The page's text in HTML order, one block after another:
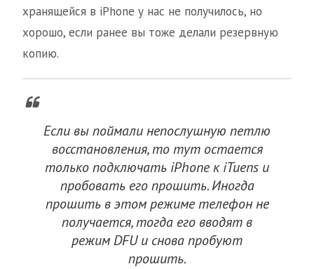
хранящейся в iPhone у нас не получилось, но
хорошо, если ранее вы тоже делали резервную
копию.
Если вы поймали непослушную петлю
восстановления, то тут остается
только подключать iPhone к iTuens и
пробовать его прошить. Иногда
прошить в этом режиме телефон не
получается, тогда его вводят в
режим DFU и снова пробуют
прошить.